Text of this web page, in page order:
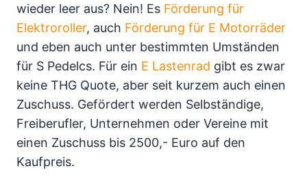
wieder leer aus? Nein! Es Förderung für
Elektroroller, auch Förderung für E Motorräder
und eben auch unter bestimmten Umständen
für S Pedelcs. Für ein E Lastenrad gibt es zwar
keine THG Quote, aber seit kurzem auch einen
Zuschuss. Gefördert werden Selbständige,
Freiberufler, Unternehmen oder Vereine mit
einen Zuschuss bis 2500,- Euro auf den
Kaufpreis.